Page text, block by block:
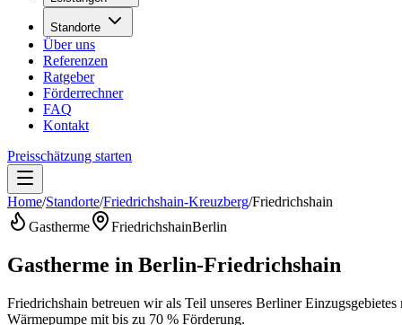
Standorte
Über uns
Referenzen
Ratgeber
Förderrechner
FAQ
Kontakt
Preisschätzung starten
Home/Standorte/Friedrichshain-Kreuzberg/Friedrichshain
Gastherme
FriedrichshainBerlin
Gastherme in Berlin-Friedrichshain
Friedrichshain betreuen wir als Teil unseres Berliner
Wärmepumpe mit bis zu 70 % Förderung.